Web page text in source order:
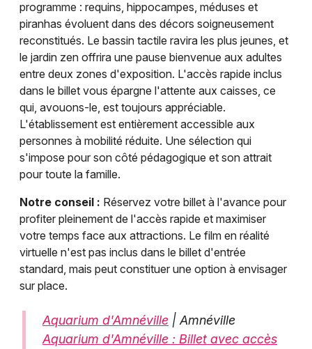
programme : requins, hippocampes, méduses et
piranhas évoluent dans des décors soigneusement
reconstitués. Le bassin tactile ravira les plus jeunes, et
le jardin zen offrira une pause bienvenue aux adultes
entre deux zones d'exposition. L'accès rapide inclus
dans le billet vous épargne l'attente aux caisses, ce
qui, avouons-le, est toujours appréciable.
L'établissement est entièrement accessible aux
personnes à mobilité réduite. Une sélection qui
s'impose pour son côté pédagogique et son attrait
pour toute la famille.
Notre conseil : Réservez votre billet à l'avance pour
profiter pleinement de l'accès rapide et maximiser
votre temps face aux attractions. Le film en réalité
virtuelle n'est pas inclus dans le billet d'entrée
standard, mais peut constituer une option à envisager
sur place.
Aquarium d'Amnéville | Amnéville
Aquarium d'Amnéville : Billet avec accès